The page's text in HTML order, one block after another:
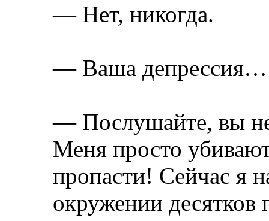
— Нет, никогда.
— Ваша депрессия…
— Послушайте, вы
Меня просто
пропасти! Сейчас я
окружении десятков